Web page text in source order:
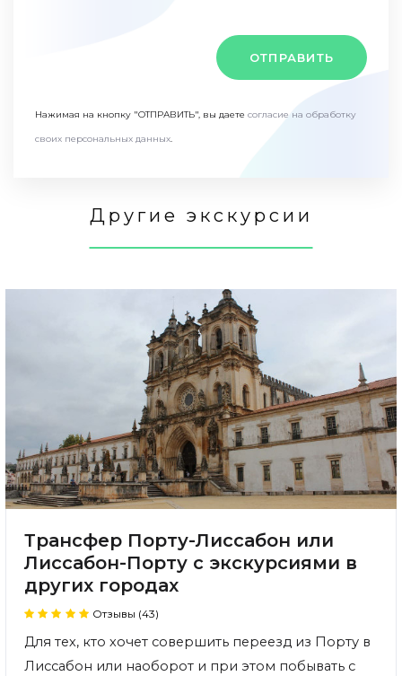
ОТПРАВИТЬ
Нажимая на кнопку "ОТПРАВИТЬ", вы даете согласие на обработку
своих персональных данных.
Другие экскурсии
Трансфер Порту-Лиссабон или
Лиссабон-Порту с экскурсиями в
других городах
Отзывы (43)
Для тех, кто хочет совершить переезд из Порту в
Лиссабон или наоборот и при этом побывать с